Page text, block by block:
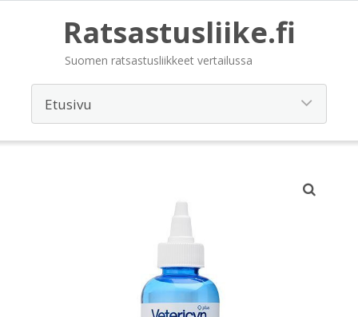
Ratsastusliike.fi
Suomen ratsastusliikkeet vertailussa